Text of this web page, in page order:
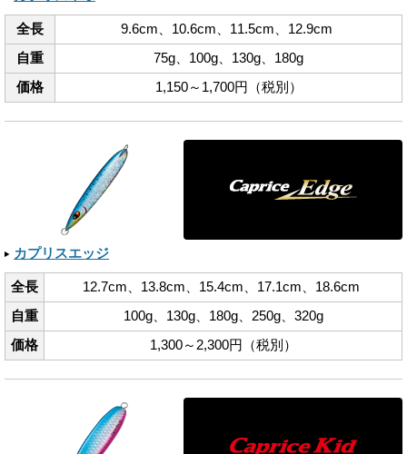
全長
9.6cm、​10.6cm、​11.5cm、​12.9cm
自重
75g、​100g、​130g、​180g
価格
1,150～1,700円（税別）
カプリスエッジ
全長
12.7cm、​13.8cm、​15.4cm、​17.1cm、​18.6cm
自重
100g、​130g、​180g、​250g、​320g
価格
1,300～2,300円（税別）